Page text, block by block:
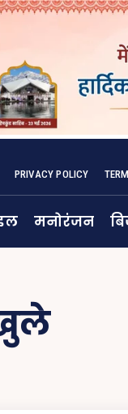
PRIVACY POLICY
मनोरंजन